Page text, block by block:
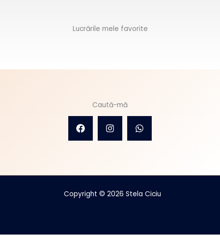
Lucrările mele favorite
Caută-mă
Copyright © 2026 Stela Ciciu